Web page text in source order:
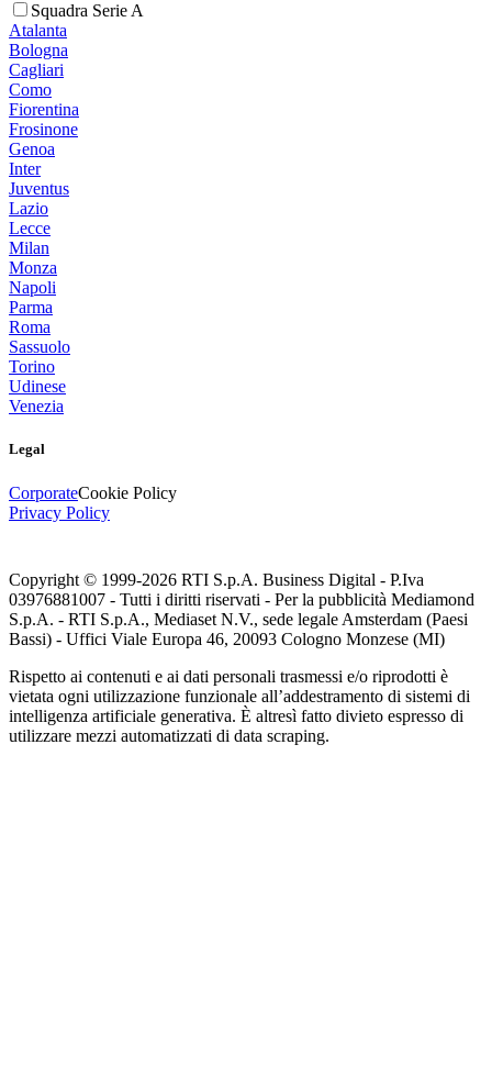
Squadra Serie A
Atalanta
Bologna
Cagliari
Como
Fiorentina
Frosinone
Genoa
Inter
Juventus
Lazio
Lecce
Milan
Monza
Napoli
Parma
Roma
Sassuolo
Torino
Udinese
Venezia
Legal
CorporateCookie Policy
Privacy Policy
Copyright © 1999-2026 RTI S.p.A. Business Digital - P.Iva
03976881007 - Tutti i diritti riservati - Per la pubblicità Mediamond
S.p.A. - RTI S.p.A., Mediaset N.V., sede legale Amsterdam (Paesi
Bassi) - Uffici Viale Europa 46, 20093 Cologno Monzese (MI)
Rispetto ai contenuti e ai dati personali trasmessi e/o riprodotti è
vietata ogni utilizzazione funzionale all’addestramento di sistemi di
intelligenza artificiale generativa. È altresì fatto divieto espresso di
utilizzare mezzi automatizzati di data scraping.